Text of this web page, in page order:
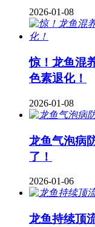
2026-01-08
惊！龙鱼混
色素退化！
2026-01-08
龙鱼气泡病
了！
2026-01-06
龙鱼持续顶